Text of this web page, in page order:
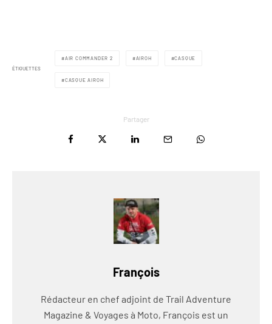
ÉTIQUETTES
AIR COMMANDER 2 AIROH CASQUE
CASQUE AIROH
Partager
François
Rédacteur en chef adjoint de Trail Adventure
Magazine & Voyages à Moto, François est un